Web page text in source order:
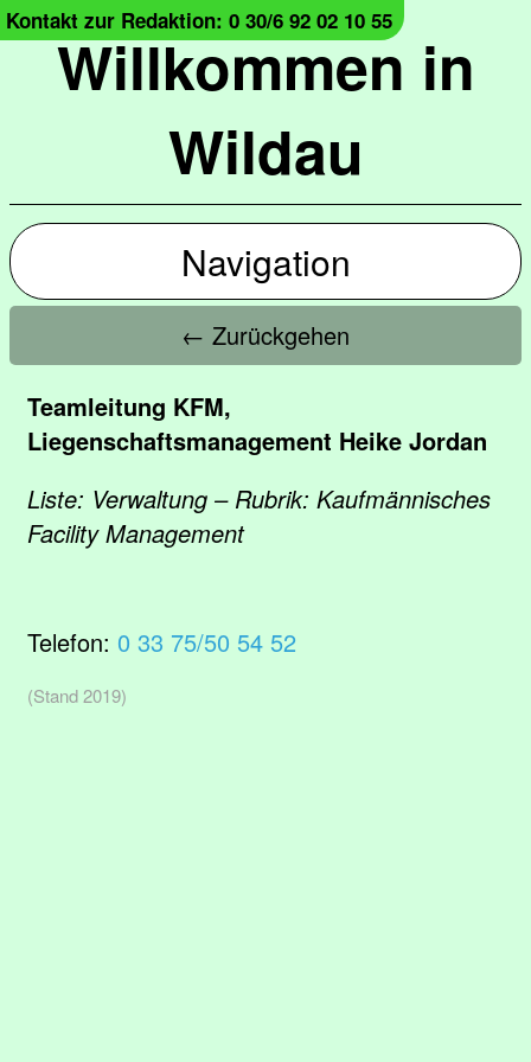
Willkommen in
Wildau
Kontakt zur Redaktion: 0 30/6 92 02 10 55
Navigation
← Zurückgehen
Teamleitung KFM,
Liegenschaftsmanagement Heike Jordan
Liste: Verwaltung – Rubrik: Kaufmännisches
Facility Management
Telefon: 0 33 75/50 54 52
(Stand 2019)